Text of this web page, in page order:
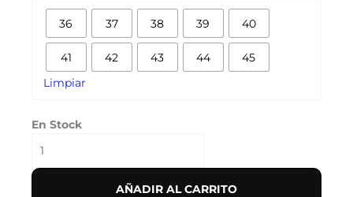
36 37 38 39 40
41 42 43 44 45
Limpiar
En Stock
'BLUE
TINT'
cantidad
AÑADIR AL CARRITO